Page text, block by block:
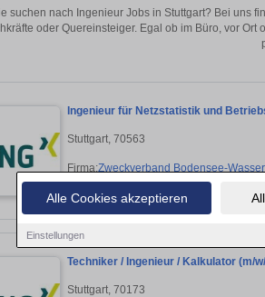
Alle Cookies akzeptieren
Einstellungen
suchen nach Ingenieur Jobs in Stuttgart? Bei uns
oder Quereinsteiger. Egal ob im Büro, vor
Ingenieur für Netzstatistik und
Stuttgart, 70563
Firma:Zweckverband Bodensee-
Techniker / Ingenieur / Kalkulator (m/
Stuttgart, 70173